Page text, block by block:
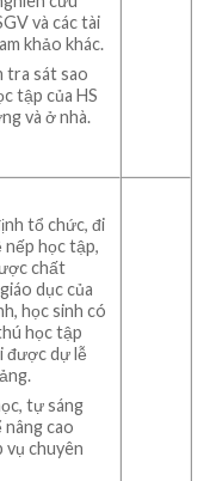
và các tài
khảo khác.
tra sát sao
tập của HS
và ở nhà.
tổ chức, đi
nếp học tập,
chất
dục của
học sinh có
học tập
được dự lễ
tự sáng
cao
vụ chuyên